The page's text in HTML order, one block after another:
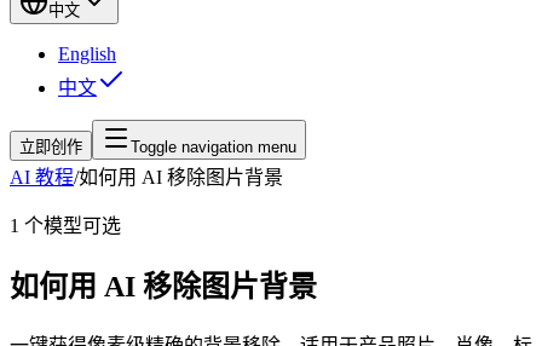
中文
English
中文
立即创作 Toggle navigation menu
AI 教程/如何用 AI 移除图片背景
1 个模型可选
如何用 AI 移除图片背景